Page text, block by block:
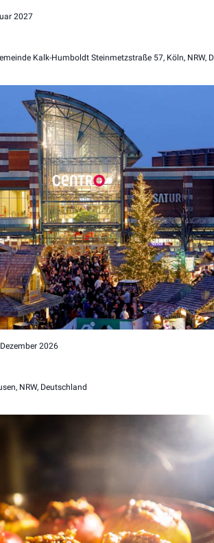
2027
Kalk-Humboldt Steinmetzstraße 57, Köln, NRW,
2026
NRW, Deutschland